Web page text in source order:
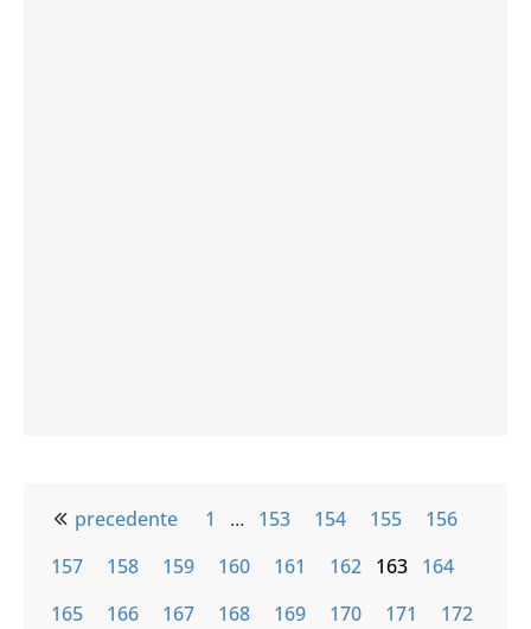
precedente 1 … 153 154 155
156
157
158 159 160 161 162 163 164
165
166 167 168 169 170 171
172